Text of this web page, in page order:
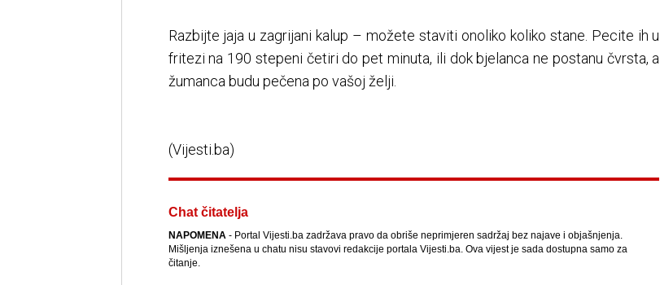
Razbijte jaja u zagrijani kalup – možete staviti onoliko koliko stane. Pecite ih u
fritezi na 190 stepeni četiri do pet minuta, ili dok bjelanca ne postanu čvrsta, a
žumanca budu pečena po vašoj želji.
(Vijesti.ba)
Chat čitatelja
NAPOMENA- Portal Vijesti.ba zadržava pravo da obriše neprimjeren sadržaj bez najave i objašnjenja.
Mišljenja iznešena u chatu nisu stavovi redakcije portala Vijesti.ba. Ova vijest je sada dostupna samo za
čitanje.